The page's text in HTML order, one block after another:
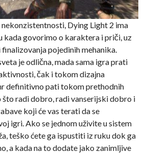
Dying Light 2 ima
kada govorimo o karaktera i priči, uz
pojedinih mehanika.
je odlična, mada sama igra prati
čak i tokom dizajna
definitivno pati tokom prethodnih
što radi dobro, radi vanserijski dobro i
koji će vas terati da se
igri. Ako se jednom uživite u sistem
teško ćete ga ispustiti iz ruku dok ga
a kada na to dodate jako zanimljive